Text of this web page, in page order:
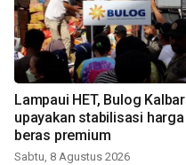
Lampaui HET, Bulog Kalbar
upayakan stabilisasi harga
beras premium
Sabtu, 8 Agustus 2026